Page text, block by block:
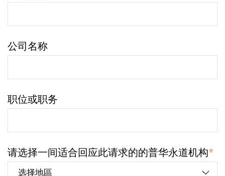
公司名称
职位或职务
请选择一间适合回应此请求的的普华永道机构*